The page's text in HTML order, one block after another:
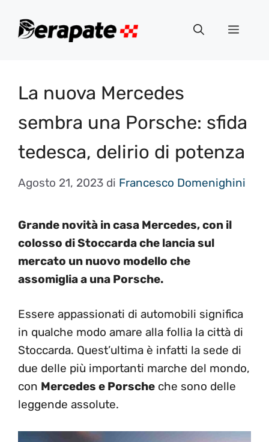
Menu
La nuova Mercedes
sembra una Porsche: sfida
tedesca, delirio di potenza
Agosto 21, 2023 di Francesco Domenighini
Grande novità in casa Mercedes, con il
colosso di Stoccarda che lancia sul
mercato un nuovo modello che
assomiglia a una Porsche.
Essere appassionati di automobili significa
in qualche modo amare alla follia la città di
Stoccarda. Quest’ultima è infatti la sede di
due delle più importanti marche del mondo,
con Mercedes e Porsche che sono delle
leggende assolute.